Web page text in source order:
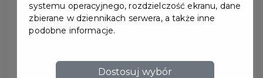
WAKACJE W MIEŚCIE -
FESTYNY DLA DZIECI
systemu operacyjnego, rozdzielczość ekranu, dane
zbierane w dziennikach serwera, a także inne
podobne informacje.
Dostosuj wybór